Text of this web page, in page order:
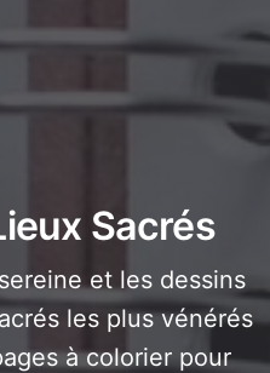
Sacrés
et les dessins
les plus vénérés
à colorier pour